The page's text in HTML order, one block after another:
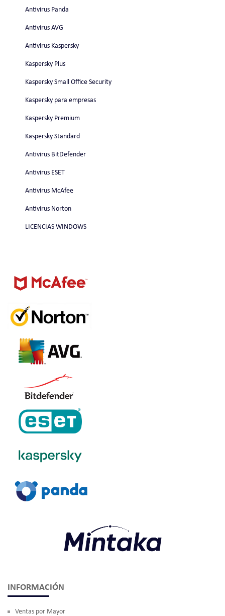
Antivirus Panda
Antivirus AVG
Antivirus Kaspersky
Kaspersky Plus
Kaspersky Small Office Security
Kaspersky para empresas
Kaspersky Premium
Kaspersky Standard
Antivirus BitDefender
Antivirus ESET
Antivirus McAfee
Antivirus Norton
LICENCIAS WINDOWS
INFORMACIÓN
Ventas por Mayor